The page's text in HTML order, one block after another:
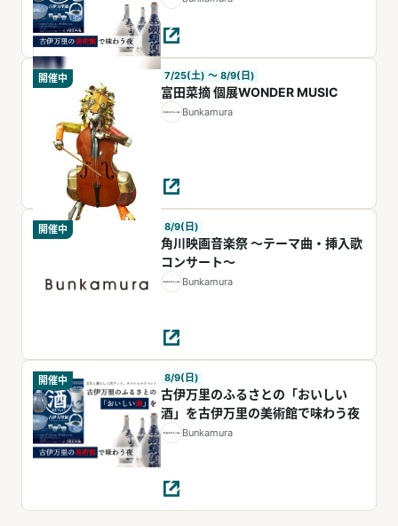
開催中 7/25(土) 〜 8/9(日)
富田菜摘 個展WONDER MUSIC
Bunkamura
開催中 8/9(日)
⾓川映画⾳楽祭 〜テーマ曲・挿⼊歌
コンサート〜
Bunkamura
開催中 8/9(日)
古伊万里のふるさとの「おいしい
酒」を古伊万里の美術館で味わう夜
Bunkamura